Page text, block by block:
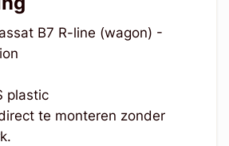
B7 R-line (wagon) -
plastic
te monteren zonder